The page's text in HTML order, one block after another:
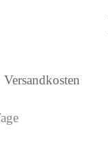
Versandkosten